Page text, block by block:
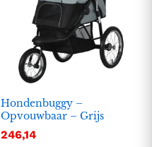
Hondenbuggy –
Opvouwbaar – Grijs
246,14